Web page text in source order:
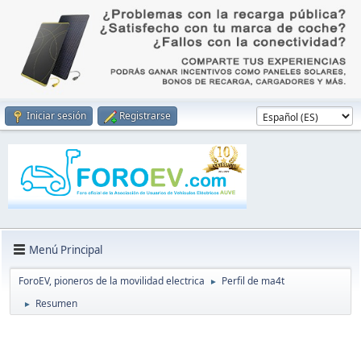
Iniciar sesión Registrarse
Menú Principal
ForoEV, pioneros de la movilidad electrica ► Perfil de ma4t
► Resumen